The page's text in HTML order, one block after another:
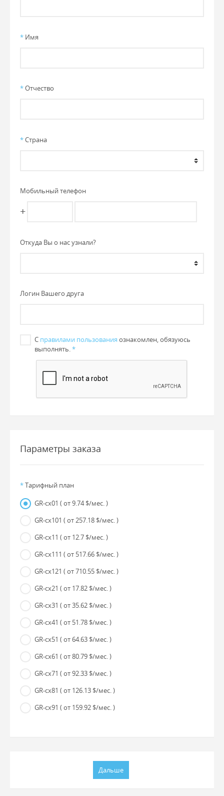
* Имя
*Отчество
*Страна
Мобильный телефон
+
Откуда Вы о нас узнали?
Логин Вашего друга
С правилами пользования ознакомлен, обязуюсь
выполнять.*
Параметры заказа
*Тарифный план
GR-cx01 ( от 9.74 $/мес. )
GR-cx101 ( от 257.18 $/мес. )
GR-cx11 ( от 12.7 $/мес. )
GR-cx111 ( от 517.66 $/мес. )
GR-cx121 ( от 710.55 $/мес. )
GR-cx21 ( от 17.82 $/мес. )
GR-cx31 ( от 35.62 $/мес. )
GR-cx41 ( от 51.78 $/мес. )
GR-cx51 ( от 64.63 $/мес. )
GR-cx61 ( от 80.79 $/мес. )
GR-cx71 ( от 92.33 $/мес. )
GR-cx81 ( от 126.13 $/мес. )
GR-cx91 ( от 159.92 $/мес. )